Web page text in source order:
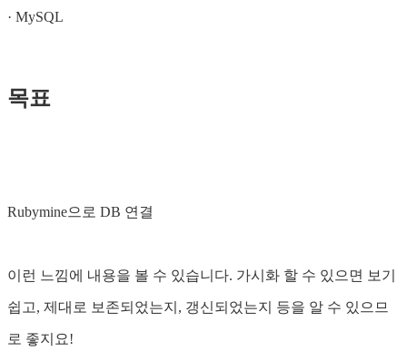
· MySQL
목표
Rubymine으로 DB 연결
이런 느낌에 내용을 볼 수 있습니다. 가시화 할 수 있으면 보기
쉽고, 제대로 보존되었는지, 갱신되었는지 등을 알 수 있으므
로 좋지요!